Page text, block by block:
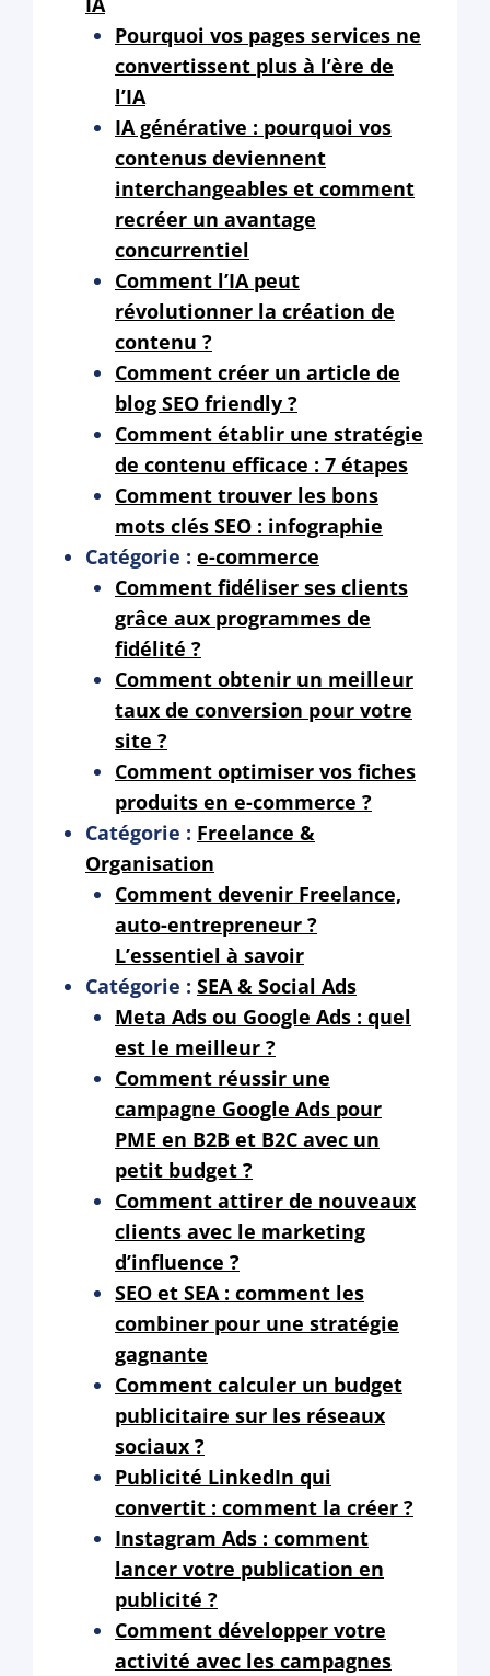
Pourquoi vos pages services ne
convertissent plus à l’ère de
l’IA
IA générative : pourquoi vos
contenus deviennent
interchangeables et comment
recréer un avantage
concurrentiel
Comment l’IA peut
révolutionner la création de
contenu ?
Comment créer un article de
blog SEO friendly ?
Comment établir une stratégie
de contenu efficace : 7 étapes
Comment trouver les bons
mots clés SEO : infographie
Catégorie : e-commerce
Comment fidéliser ses clients
grâce aux programmes de
fidélité ?
Comment obtenir un meilleur
taux de conversion pour votre
site ?
Comment optimiser vos fiches
produits en e-commerce ?
Catégorie : Freelance &
Organisation
Comment devenir Freelance,
auto-entrepreneur ?
L’essentiel à savoir
Catégorie : SEA & Social Ads
Meta Ads ou Google Ads : quel
est le meilleur ?
Comment réussir une
campagne Google Ads pour
PME en B2B et B2C avec un
petit budget ?
Comment attirer de nouveaux
clients avec le marketing
d’influence ?
SEO et SEA : comment les
combiner pour une stratégie
gagnante
Comment calculer un budget
publicitaire sur les réseaux
sociaux ?
Publicité LinkedIn qui
convertit : comment la créer ?
Instagram Ads : comment
lancer votre publication en
publicité ?
Comment développer votre
activité avec les campagnes